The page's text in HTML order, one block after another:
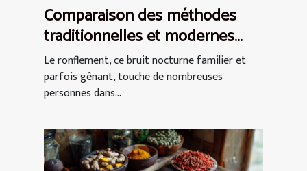
Comparaison des méthodes
traditionnelles et modernes
contre le ronflement
Le ronflement, ce bruit nocturne familier et
parfois gênant, touche de nombreuses
personnes dans...